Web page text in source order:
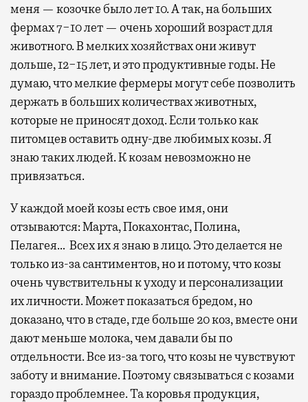
меня — козочке было лет 10. А так, на больших
фермах 7−10 лет — очень хороший возраст для
животного. В мелких хозяйствах они живут
дольше, 12−15 лет, и это продуктивные годы. Не
думаю, что мелкие фермеры могут себе позволить
держать в больших количествах животных,
которые не приносят доход. Если только как
питомцев оставить одну-две любимых козы. Я
знаю таких людей. К козам невозможно не
привязаться.
У каждой моей козы есть свое имя, они
отзываются: Марта, Покахонтас, Полина,
Пелагея… Всех их я знаю в лицо. Это делается не
только из-за сантиментов, но и потому, что козы
очень чувствительны к уходу и персонализации
их личности. Может показаться бредом, но
доказано, что в стаде, где больше 20 коз, вместе они
дают меньше молока, чем давали бы по
отдельности. Все из-за того, что козы не чувствуют
заботу и внимание. Поэтому связываться с козами
гораздо проблемнее. Та коровья продукция,